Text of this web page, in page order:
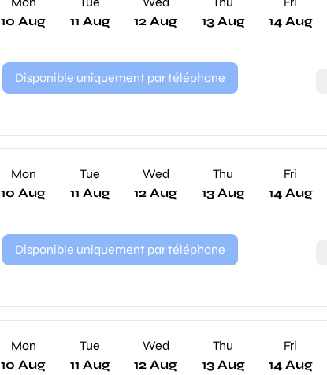
10 Aug
11 Aug
12 Aug
13 Aug
14 Aug
Disponible uniquement par téléphone
Mon
10 Aug
Tue
11 Aug
Wed
12 Aug
Thu
13 Aug
Fri
14 Aug
Disponible uniquement par téléphone
Mon
10 Aug
Tue
11 Aug
Wed
12 Aug
Thu
13 Aug
Fri
14 Aug